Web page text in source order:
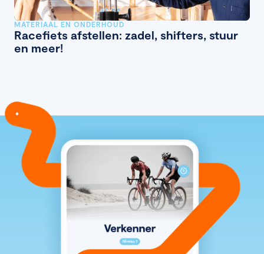
MATERIAAL EN ONDERHOUD
Racefiets afstellen: zadel, shifters, stuur
en meer!